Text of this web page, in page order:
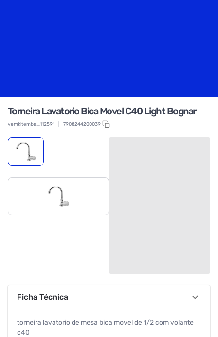
Torneira Lavatorio Bica Movel C40 Light Bognar
vemkitemba_112591 7908244200039
Ficha Técnica
torneira lavatorio de mesa bica movel de 1/2 com volante
c40